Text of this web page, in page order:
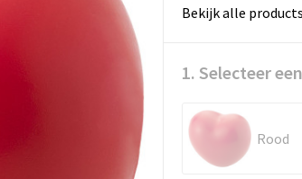
Bekijk alle
1. Selecteer
Rood